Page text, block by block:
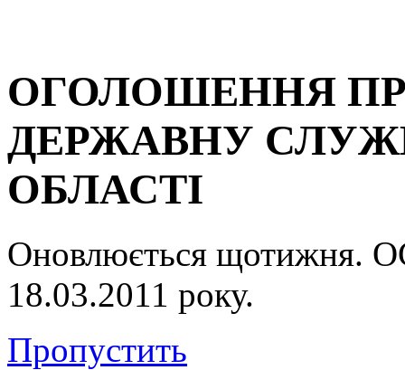
ОГОЛОШЕННЯ
ДЕРЖАВНУ
ОБЛАСТІ
Оновлюється
18.03.2011 року.
Пропустить